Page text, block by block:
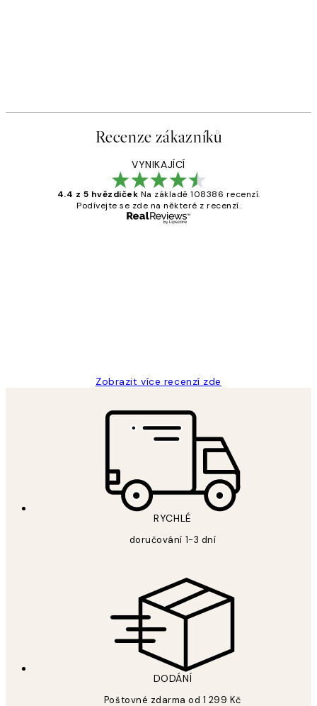
Recenze zákazníků
VYNIKAJÍCÍ
4.4 z 5 hvězdiček Na základě 108386 recenzí.
Podívejte se zde na některé z recenzí.
Zobrazit více recenzí zde
RYCHLÉ
doručování 1-3 dní
DODÁNÍ
Poštovné zdarma od 1 299 Kč